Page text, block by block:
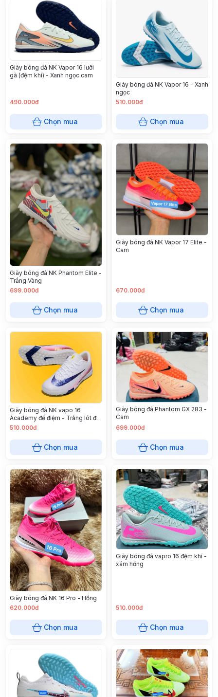
Giày bóng đá NK Vapor 16 lưỡi
gà (đệm khí) - Xanh ngọc cam
490.000đ
Chọn mua
Giày bóng đá NK Vapor 16 - Xanh
ngọc
510.000đ
Chọn mua
Giày bóng đá NK Phantom Elite -
Trắng Vàng
699.000đ
Chọn mua
Giày bóng đá NK Vapor 17 Elite -
Cam
670.000đ
Chọn mua
Giày bóng đá NK vapo 16
Academy đế điệm - Trắng lót đỏ
hồng
510.000đ
Chọn mua
Giày bóng đá Phantom GX 283 -
Cam
699.000đ
Chọn mua
Giày bóng đá NK 16 Pro - Hồng
620.000đ
Chọn mua
Giày bóng đá vapro 16 đệm khí -
xám hồng
510.000đ
Chọn mua